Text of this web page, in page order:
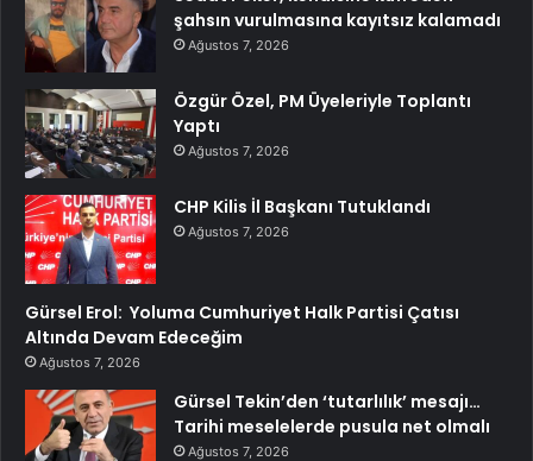
şahsın vurulmasına kayıtsız kalamadı
Ağustos 7, 2026
Özgür Özel, PM Üyeleriyle Toplantı
Yaptı
Ağustos 7, 2026
CHP Kilis İl Başkanı Tutuklandı
Ağustos 7, 2026
Gürsel Erol: Yoluma Cumhuriyet Halk Partisi Çatısı
Altında Devam Edeceğim
Ağustos 7, 2026
Gürsel Tekin’den ‘tutarlılık’ mesajı…
Tarihi meselelerde pusula net olmalı
Ağustos 7, 2026